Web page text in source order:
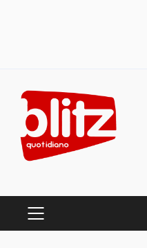
content
PRIMARY